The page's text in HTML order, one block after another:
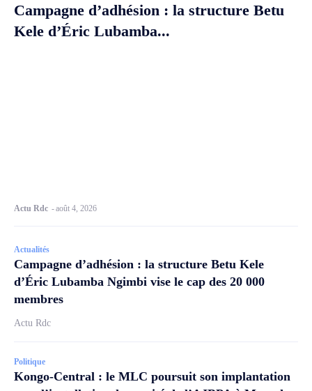
Campagne d’adhésion : la structure Betu
Kele d’Éric Lubamba...
Actu Rdc -août 4, 2026
Actualités
Campagne d’adhésion : la structure Betu Kele
d’Éric Lubamba Ngimbi vise le cap des 20 000
membres
Actu Rdc
Politique
Kongo-Central : le MLC poursuit son implantation